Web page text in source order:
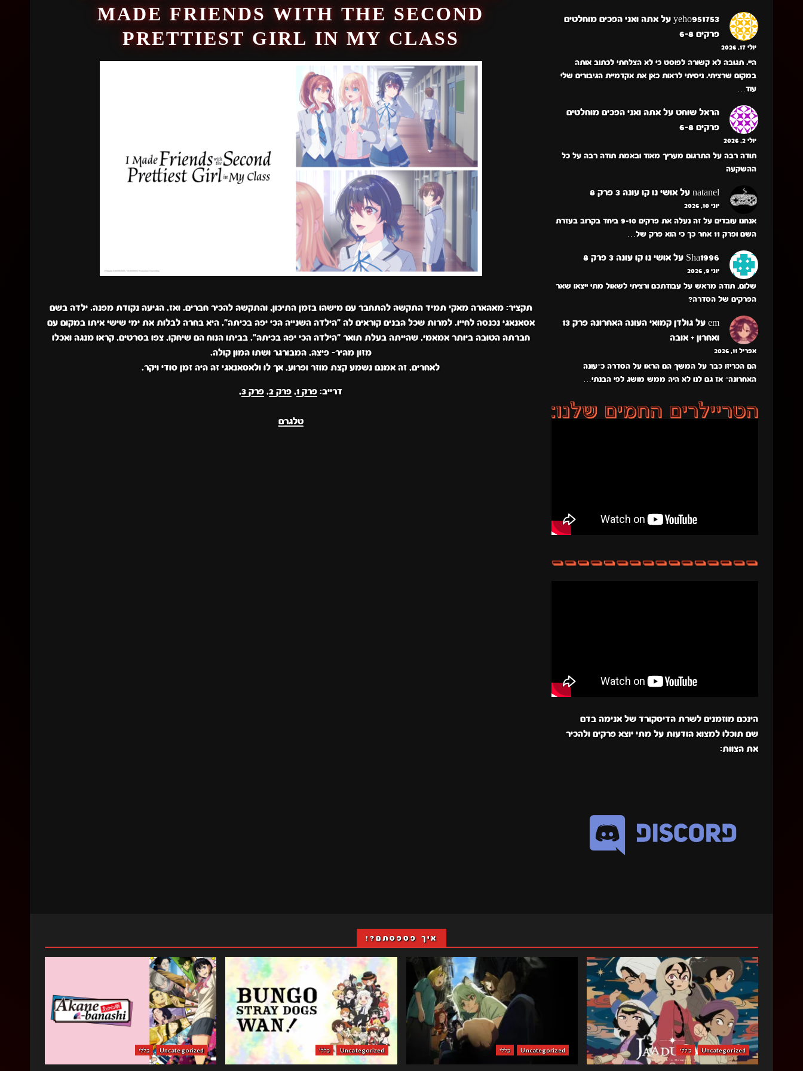
MADE FRIENDS WITH THE SECOND
PRETTIEST GIRL IN MY CLASS
תקציר: מאהארה מאקי תמיד התקשה להתחבר עם מישהו בזמן התיכון, והתקשה להכיר חברים. ואז, הגיעה נקודת מפנה. ילדה בשם
אסאנאגי נכנסה לחייו. למרות שכל הבנים קוראים לה "הילדה השנייה הכי יפה בכיתה", היא בחרה לבלות את ימי שישי איתו במקום עם
חברתה הטובה ביותר אמאמי, שהייתה בעלת תואר "הילדה הכי יפה בכיתה". בביתו הנוח הם שיחקו, צפו בסרטים, קראו מנגה ואכלו
מזון מהיר- פיצה, המבורגר ושתו המון קולה.
לאחרים, זה אמנם נשמע קצת מוזר ופרוע, אך לו ולאסאנאגי זה היה זמן סודי ויקר.
דרייב: פרק 1 , פרק 2 , פרק 3 ,
טלגרם
yeho951753 עלאתה ואני הפכים מוחלטים
פרקים 6-8
יולי 17, 2026
היי. תגובה לא קשורה לפוסט כי לא הצלחתי לכתוב אותה
במקום שרציתי. ניסיתי לראות כאן את אקדמיית הגיבורים שלי
עוד…
הראל שוחט עלאתה ואני הפכים מוחלטים
פרקים 6-8
יולי 2, 2026
תודה רבה על התרגום מעריך מאוד ובאמת תודה רבה על כל
ההשקעה
natanel עלאושי נו קו עונה 3 פרק 8
יוני 10, 2026
אנחנו עובדים על זה נעלה את פרקים 9-10 ביחד בקרוב בעזרת
השם ופרק 11 אחר כך כי הוא פרק של…
Sha1996 עלאושי נו קו עונה 3 פרק 8
יוני 9, 2026
שלום, תודה מראש על עבודתכם ורציתי לשאול מתי ייצאו שאר
הפרקים של הסדרה?
em על
גולדן קמואי העונה האחרונה פרק 13
ואחרון + אובה
אפריל 11, 2026
הם הכריזו כבר על המשך הם הראו על הסדרה כ״עונה
האחרונה״ אז גם לנו לא היה ממש מושג לפי הבנתי…
הינכם מוזמנים לשרת הדיסקורד של אנימה בדם
שם תוכלו למצוא הודעות על מתי יוצא פרקים ולהכיר
את הצוות:
איך פספסתם?!
Uncategorized כללי Uncategorized כללי Uncategorized כללי Uncategorized כללי